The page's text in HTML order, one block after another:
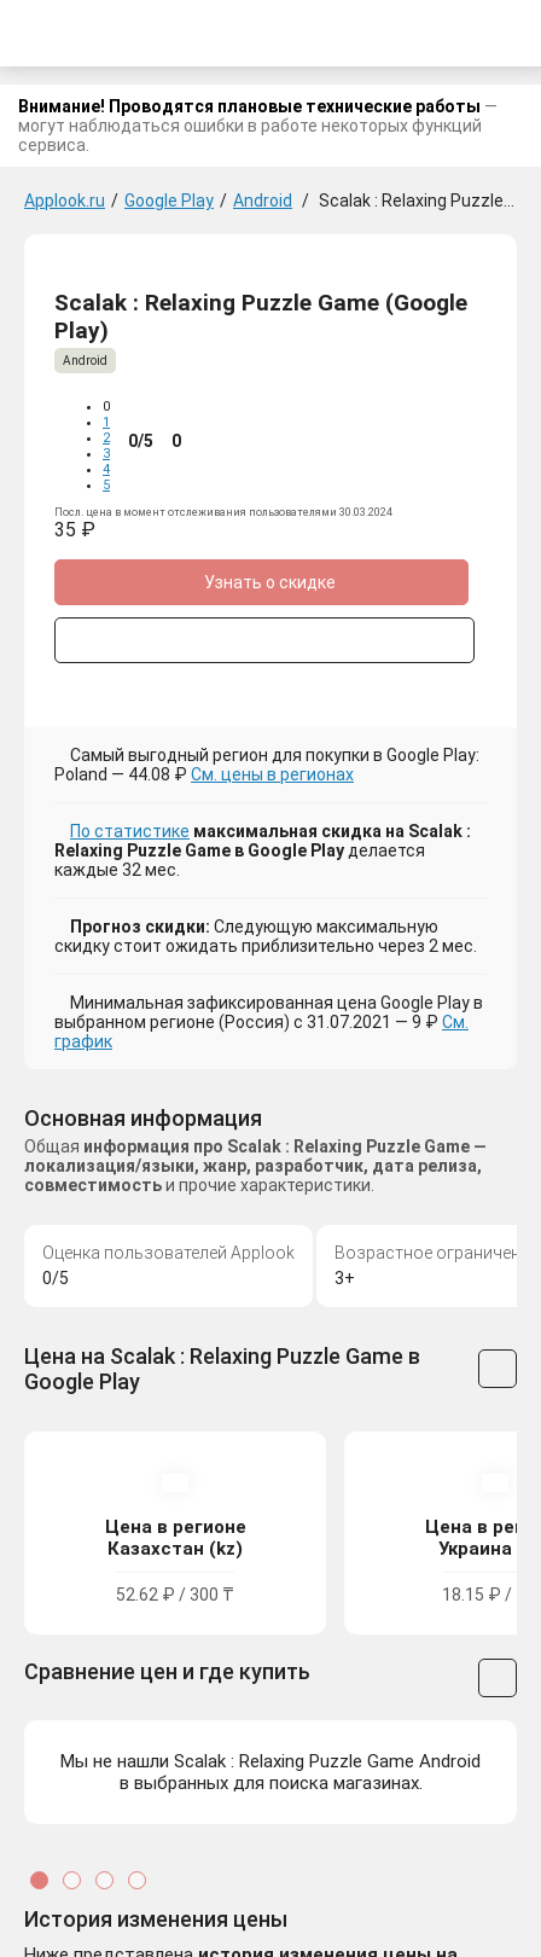
Внимание! Проводятся плановые технические работы —
могут наблюдаться ошибки в работе некоторых функций
сервиса.
Applook.ru / Google Play / Android / Scalak : Relaxing Puzzle Game
Scalak : Relaxing Puzzle Game (Google
Play)
Android
0
1
2
3
4
5
0/5 0
Посл. цена в момент отслеживания пользователями 30.03.2024
35 ₽
Узнать о скидке
Самый выгодный регион для покупки в Google Play:
Poland — 44.08 ₽ См. цены в регионах
По статистике максимальная скидка на Scalak :
Relaxing Puzzle Game в Google Playделается
каждые 32 мес.
Прогноз скидки: Следующую максимальную
скидку стоит ожидать приблизительно через 2 мес.
Минимальная зафиксированная цена Google Play в
выбранном регионе (Россия) с 31.07.2021 — 9 ₽ См.
график
Основная информация
Общая информация про Scalak : Relaxing Puzzle Game —
локализация/языки, жанр, разработчик, дата релиза,
совместимостьи прочие характеристики.
Оценка пользователей Applook
0/5
Возрастное ограничение
3+
Цена на Scalak : Relaxing Puzzle Game в
Google Play
Цена в регионе
Казахстан (kz)
52.62 ₽ / 300 ₸
Цена в
Украина
18.15 ₽ / 10
Сравнение цен и где купить
Мы не нашли Scalak : Relaxing Puzzle Game Android
в выбранных для поиска магазинах.
История изменения цены